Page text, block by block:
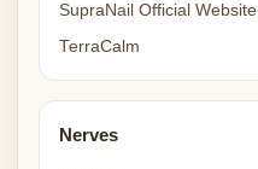
SupraNail Official Website
TerraCalm
Nerves